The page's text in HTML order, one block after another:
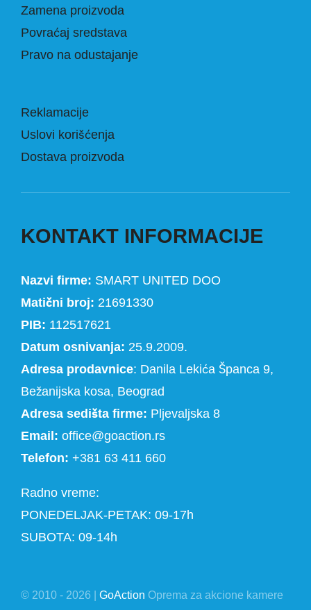
Zamena proizvoda
Povraćaj sredstava
Pravo na odustajanje
Reklamacije
Uslovi korišćenja
Dostava proizvoda
KONTAKT INFORMACIJE
Nazvi firme: SMART UNITED DOO
Matični broj: 21691330
PIB: 112517621
Datum osnivanja: 25.9.2009.
Adresa prodavnice: Danila Lekića Španca 9,
Bežanijska kosa, Beograd
Adresa sedišta firme: Pljevaljska 8
Email: office@goaction.rs
Telefon: +381 63 411 660
Radno vreme:
PONEDELJAK-PETAK: 09-17h
SUBOTA: 09-14h
© 2010 - 2026 | GoAction Oprema za akcione kamere